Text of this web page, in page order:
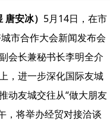
安冰） 5月14日，在市
市合作大会新闻发布会
会长兼秘书长李明全介
，进一步深化国际友城
动友城交往从“做大朋友
，将举办经贸对接洽谈